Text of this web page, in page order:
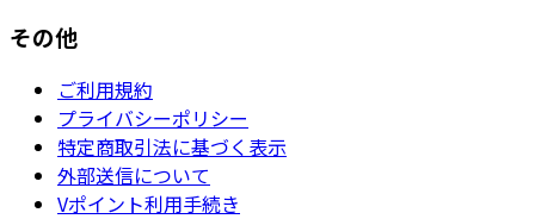
その他
ご利用規約
プライバシーポリシー
特定商取引法に基づく表示
外部送信について
Vポイント利用手続き